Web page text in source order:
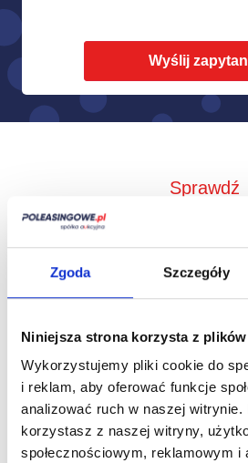
Zgoda Szczegóły
Niniejsza strona korzysta z
Wykorzystujemy pliki cookie do
i reklam, aby oferować funkcje
analizować ruch w naszej witrynie.
korzystasz z naszej witryny,
społecznościowym, reklamowym i
Sprawdź
Jak to
Zbieramy od